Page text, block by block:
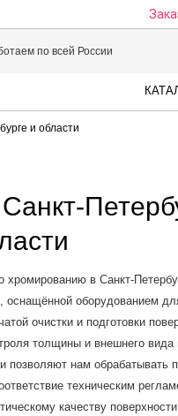
по всей России
и области
в Санкт-
оснащённой оборудованием
очистки и подготовки
толщины и внешнего вида
позволяют нам обрабатывать
техническим
качеству